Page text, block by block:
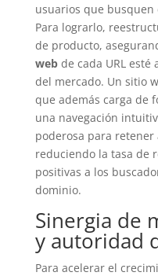
usuarios que busquen
Para lograrlo,
de producto,
webde cada URL esté
del mercado. Un sitio
que además carga de
una navegación
poderosa para
reduciendo la tasa de
positivas a los
dominio.
Sinergia de
y autoridad
Para acelerar el